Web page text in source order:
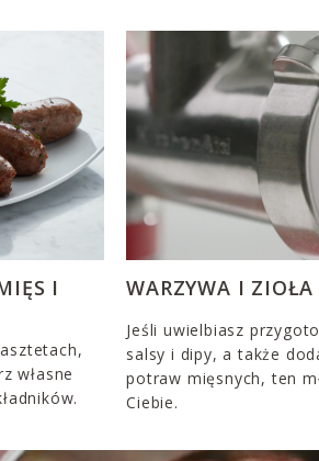
I
własne
WARZYWA I ZIOŁA
Jeśli uwielbiasz
salsy i dipy, a także
potraw mięsnych, ten
Ciebie.